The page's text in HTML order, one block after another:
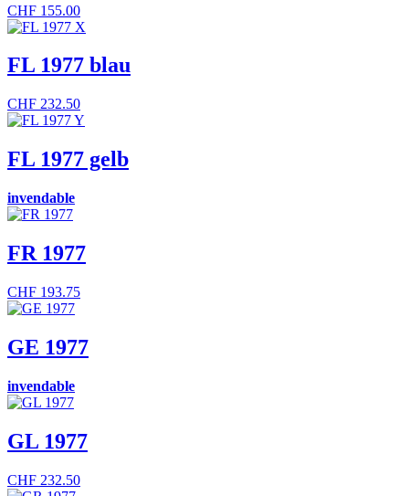
CHF 155.00
FL 1977 blau
CHF 232.50
FL 1977 gelb
invendable
FR 1977
CHF 193.75
GE 1977
invendable
GL 1977
CHF 232.50